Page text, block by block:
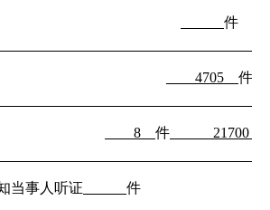
件
4705 件
8 件 21700
当事人听证 件